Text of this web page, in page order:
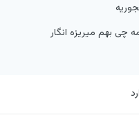
چی بهم میریزه انگار